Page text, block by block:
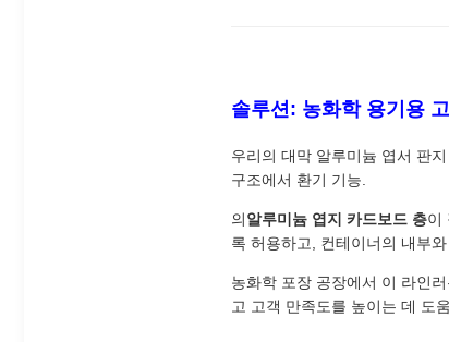
솔루션: 농화학 용기용
우리의 대막 알루미늄 엽서 판
구조에서 환기 기능.
의알루미늄 엽지 카드보드 층이
록 허용하고, 컨테이너의 내부
농화학 포장 공장에서 이 라인
고 고객 만족도를 높이는 데 도